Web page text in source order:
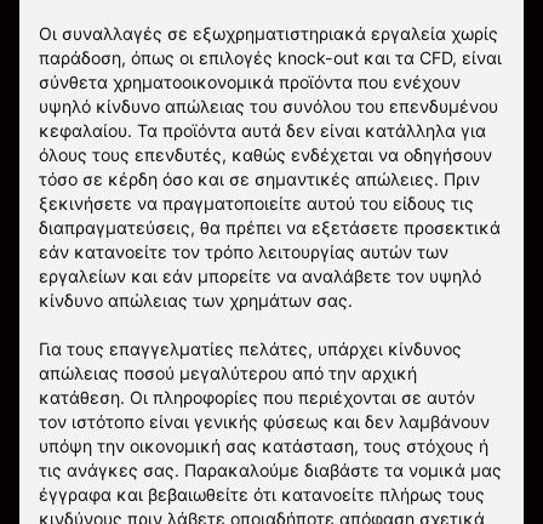
Οι συναλλαγές σε εξωχρηματιστηριακά εργαλεία χωρίς
παράδοση, όπως οι επιλογές knock-out και τα CFD, είναι
σύνθετα χρηματοοικονομικά προϊόντα που ενέχουν
υψηλό κίνδυνο απώλειας του συνόλου του επενδυμένου
κεφαλαίου. Τα προϊόντα αυτά δεν είναι κατάλληλα για
όλους τους επενδυτές, καθώς ενδέχεται να οδηγήσουν
τόσο σε κέρδη όσο και σε σημαντικές απώλειες. Πριν
ξεκινήσετε να πραγματοποιείτε αυτού του είδους τις
διαπραγματεύσεις, θα πρέπει να εξετάσετε προσεκτικά
εάν κατανοείτε τον τρόπο λειτουργίας αυτών των
εργαλείων και εάν μπορείτε να αναλάβετε τον υψηλό
κίνδυνο απώλειας των χρημάτων σας.
Για τους επαγγελματίες πελάτες, υπάρχει κίνδυνος
απώλειας ποσού μεγαλύτερου από την αρχική
κατάθεση. Οι πληροφορίες που περιέχονται σε αυτόν
τον ιστότοπο είναι γενικής φύσεως και δεν λαμβάνουν
υπόψη την οικονομική σας κατάσταση, τους στόχους ή
τις ανάγκες σας. Παρακαλούμε διαβάστε τα νομικά μας
έγγραφα και βεβαιωθείτε ότι κατανοείτε πλήρως τους
κινδύνους πριν λάβετε οποιαδήποτε απόφαση σχετικά